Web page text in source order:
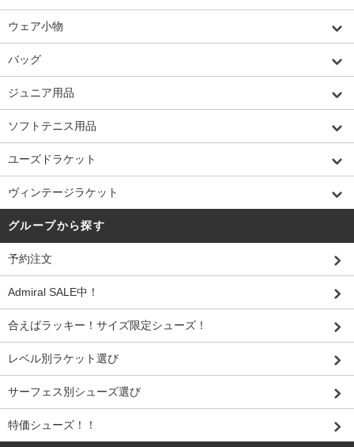
ウェア小物
バッグ
ジュニア用品
ソフトテニス用品
ユーズドラケット
ヴィンテージラケット
グループから探す
予約注文
Admiral SALE中！
合えばラッキー！サイズ限定シューズ！
レベル別ラケット選び
サーフェス別シューズ選び
特価シューズ！！